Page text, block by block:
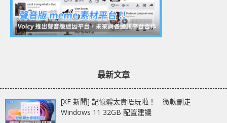
最新文章
[XF 新聞] 記憶體太貴唔玩啦！ 微軟刪走
Windows 11 32GB 配置建議